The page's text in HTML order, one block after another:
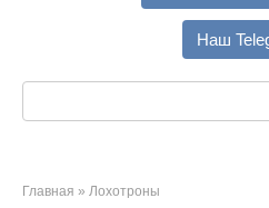
Наш
Главная » Лохотроны